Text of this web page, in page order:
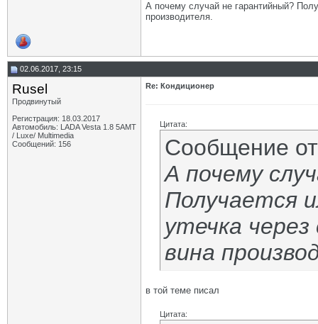
А почему случай не гарантийный?
производителя.
02.06.2017, 23:15
Rusel
Продвинутый
Регистрация: 18.03.2017
Автомобиль: LADA Vesta 1.8 5АМТ
/ Luxe/ Multimedia
Сообщений: 156
Re: Кондиционер
Цитата:
Сообщение
А почему
Получается
утечка
вина
в той теме писал
Цитата: